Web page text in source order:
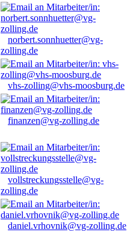
norbert.sonnhuetter@vg-
zolling.de
vhs-zolling@vhs-moosburg.de
finanzen@vg-zolling.de
vollstreckungsstelle@vg-
zolling.de
daniel.vrhovnik@vg-zolling.de